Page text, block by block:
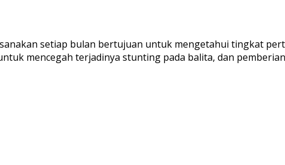
setiap bulan bertujuan untuk mengetahui tingkat
mencegah terjadinya stunting pada balita, dan